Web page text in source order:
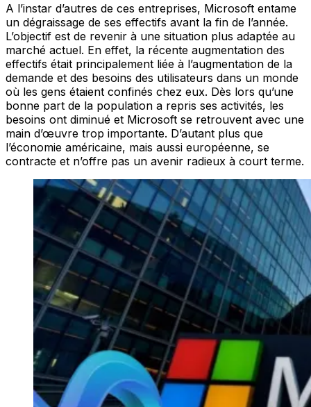
A l’instar d’autres de ces entreprises, Microsoft entame
un dégraissage de ses effectifs avant la fin de l’année.
L’objectif est de revenir à une situation plus adaptée au
marché actuel. En effet, la récente augmentation des
effectifs était principalement liée à l’augmentation de la
demande et des besoins des utilisateurs dans un monde
où les gens étaient confinés chez eux. Dès lors qu’une
bonne part de la population a repris ses activités, les
besoins ont diminué et Microsoft se retrouvent avec une
main d’œuvre trop importante. D’autant plus que
l’économie américaine, mais aussi européenne, se
contracte et n’offre pas un avenir radieux à court terme.